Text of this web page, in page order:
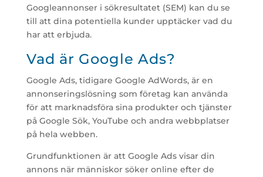
Googleannonser i sökresultatet (SEM) kan du se
till att dina potentiella kunder upptäcker vad du
har att erbjuda.
Vad är Google Ads?
Google Ads, tidigare Google AdWords, är en
annonseringslösning som företag kan använda
för att marknadsföra sina produkter och tjänster
på Google Sök, YouTube och andra webbplatser
på hela webben.
Grundfunktionen är att Google Ads visar din
annons när människor söker online efter de